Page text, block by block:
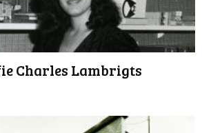
Charles Lambrigts